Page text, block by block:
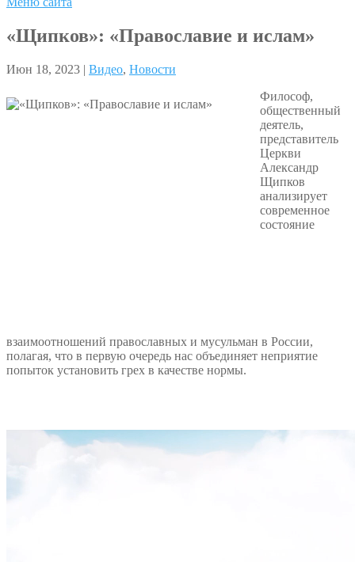
«Щипков»: «Православие и ислам»
Июн 18, 2023 | Видео, Новости
Философ,
общественный
деятель,
представитель
Церкви
Александр
Щипков
анализирует
современное
состояние
взаимоотношений православных и мусульман в России,
полагая, что в первую очередь нас объединяет неприятие
попыток установить грех в качестве нормы.